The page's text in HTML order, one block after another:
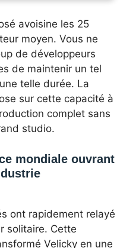
avoisine les 25
moyen. Vous ne
de développeurs
de maintenir un tel
telle durée. La
sur cette capacité à
complet sans
studio.
mondiale ouvrant
ont rapidement relayé
solitaire. Cette
Velicky en une